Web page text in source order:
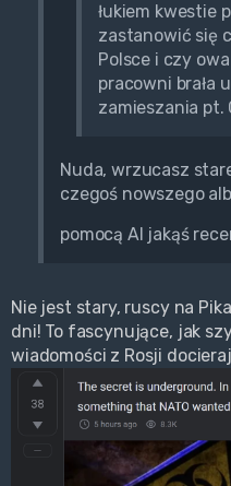
łukiem kwestie
zastanowić się
Polsce i czy
pracowni brała
zamieszania pt.
Nuda, wrzucasz
czegoś nowszego
pomocą AI jakąś
Nie jest stary, ruscy na
dni! To fascynujące, jak
wiadomości z Rosji